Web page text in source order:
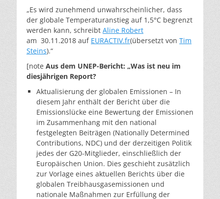
„Es wird zunehmend unwahrscheinlicher, dass
der globale Temperaturanstieg auf 1,5°C begrenzt
werden kann, schreibt Aline Robert
am 30.11.2018 auf EURACTIV.fr(übersetzt von Tim
Steins).“
[note Aus dem UNEP-Bericht: „Was ist neu im
diesjährigen Report?
Aktualisierung der globalen Emissionen – In
diesem Jahr enthält der Bericht über die
Emissionslücke eine Bewertung der Emissionen
im Zusammenhang mit den national
festgelegten Beiträgen (Nationally Determined
Contributions, NDC) und der derzeitigen Politik
jedes der G20-Mitglieder, einschließlich der
Europäischen Union. Dies geschieht zusätzlich
zur Vorlage eines aktuellen Berichts über die
globalen Treibhausgasemissionen und
nationale Maßnahmen zur Erfüllung der